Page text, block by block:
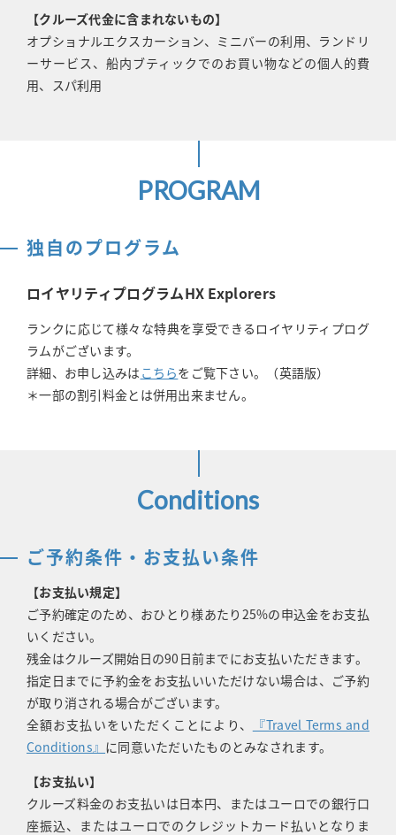
【クルーズ代金に含まれないもの】
オプショナルエクスカーション、ミニバーの利用、ランドリ
ーサービス、船内ブティックでのお買い物などの個人的費
用、スパ利用
PROGRAM
独自のプログラム
ロイヤリティプログラムHX Explorers
ランクに応じて様々な特典を享受できるロイヤリティプログ
ラムがございます。
詳細、お申し込みは こちらをご覧下さい。（英語版）
＊一部の割引料金とは併用出来ません。
Conditions
ご予約条件・お支払い条件
【お支払い規定】
ご予約確定のため、おひとり様あたり25%の申込金をお支払
いください。
残金はクルーズ開始日の90日前までにお支払いただきます。
指定日までに予約金をお支払いいただけない場合は、ご予約
が取り消される場合がございます。
全額お支払いをいただくことにより、
『Travel Terms and
Conditions』 に同意いただいたものとみなされます。
【お支払い】
クルーズ料金のお支払いは日本円、またはユーロでの銀行口
座振込、またはユーロでのクレジットカード払いとなりま